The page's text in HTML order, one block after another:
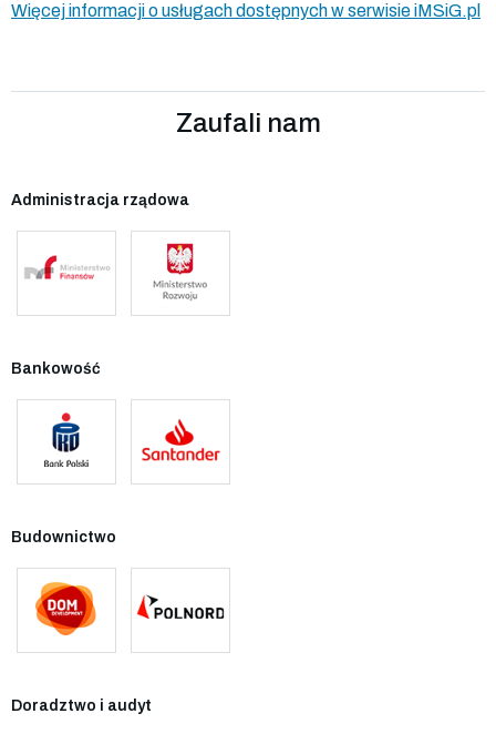
Więcej informacji o usługach dostępnych w serwisie iMSiG.pl
Zaufali nam
Administracja rządowa
Bankowość
Budownictwo
Doradztwo i audyt